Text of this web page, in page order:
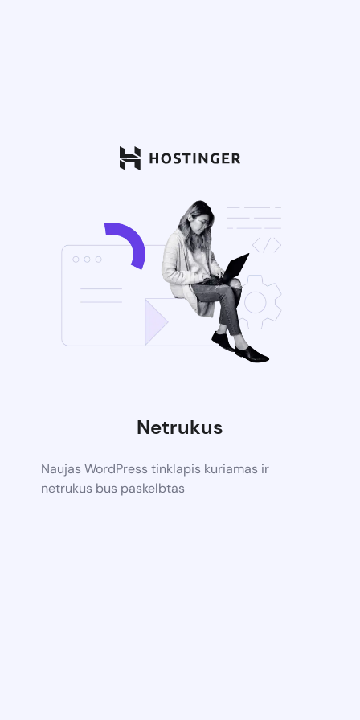
Netrukus
Naujas WordPress tinklapis kuriamas ir
netrukus bus paskelbtas